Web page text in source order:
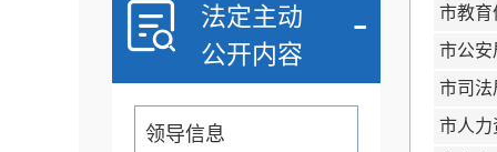
法定主动
公开内容
-
领导信息
市教
市公安
市司法
市人